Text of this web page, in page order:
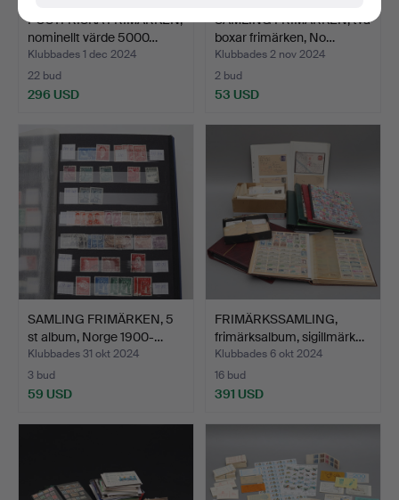
POSTFRISKA FRIMÄRKEN,
nominellt värde 5000…
Klubbades 1 dec 2024
22 bud
296 USD
SAMLING FRIMÄRKEN, två
boxar frimärken, No…
Klubbades 2 nov 2024
2 bud
53 USD
SAMLING FRIMÄRKEN, 5
st album, Norge 1900-…
Klubbades 31 okt 2024
3 bud
59 USD
FRIMÄRKSSAMLING,
frimärksalbum, sigillmärk…
Klubbades 6 okt 2024
16 bud
391 USD